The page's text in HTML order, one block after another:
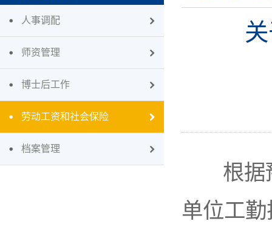
人事调配
师资管理
博士后工作
劳动工资和社会保险
档案管理
根据
单位工